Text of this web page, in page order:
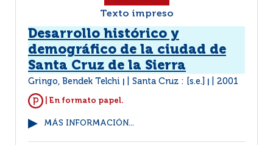
Texto impreso
Desarrollo histórico y
demográfico de la ciudad de
Santa Cruz de la Sierra
Gringo, Bendek Telchi Santa Cruz : [s.e.] 2001
| En formato papel.
MÁS INFORMACIÓN...